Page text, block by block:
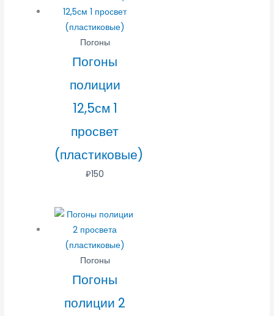
Погоны
Погоны
полиции
12,5см 1
просвет
(пластиковые)
₽150
Погоны
Погоны
полиции 2